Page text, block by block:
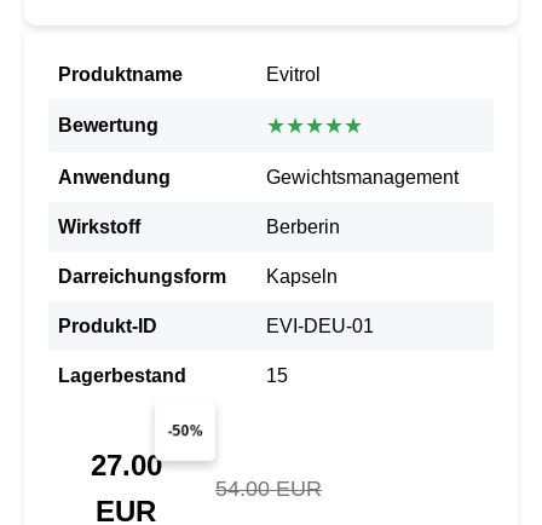
Produktname Evitrol
Bewertung ★★★★★
Anwendung Gewichtsmanagement
Wirkstoff Berberin
Darreichungsform Kapseln
Produkt-ID EVI-DEU-01
Lagerbestand 15
-50%
27.00
EUR
54.00 EUR